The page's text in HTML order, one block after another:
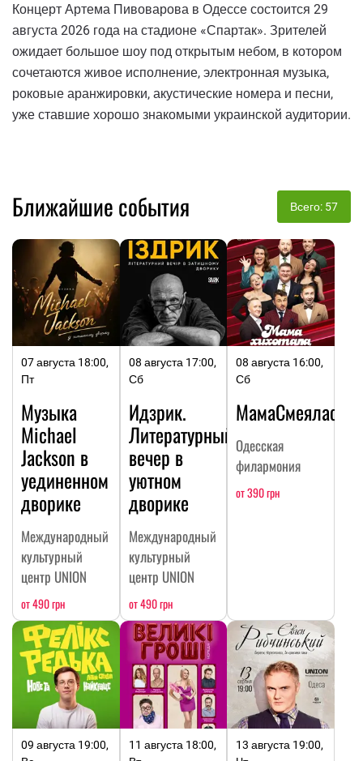
Концерт Артема Пивоварова в Одессе состоится 29
августа 2026 года на стадионе «Спартак». Зрителей
ожидает большое шоу под открытым небом, в котором
сочетаются живое исполнение, электронная музыка,
роковые аранжировки, акустические номера и песни,
уже ставшие хорошо знакомыми украинской аудитории.
Ближайшие события Всего: 57
07 августа 18:00,
Пт
Музыка
Michael
Jackson в
уединенном
дворике
Международный
культурный
центр UNION
от 490 грн
08 августа 17:00,
Сб
Идзрик.
Литературный
вечер в
уютном
дворике
Международный
культурный
центр UNION
от 490 грн
08 августа 16:00,
Сб
МамаСмеялась
Одесская
филармония
от 390 грн
09 августа 19:00,
11 августа 18:00,
13 августа 19:00,